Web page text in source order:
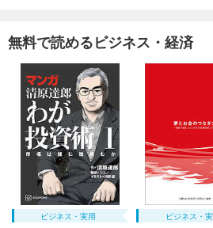
無料で読めるビジネス・経済
ビジネス・実用 ビジネス・